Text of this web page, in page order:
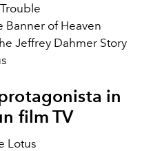
Banner of Heaven
Jeffrey Dahmer Story
in
film TV
Lotus